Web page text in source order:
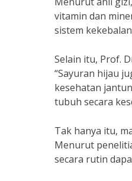
vitamin dan
sistem
Selain itu, Prof.
“Sayuran hijau
kesehatan
tubuh secara
Tak hanya itu,
Menurut
secara rutin